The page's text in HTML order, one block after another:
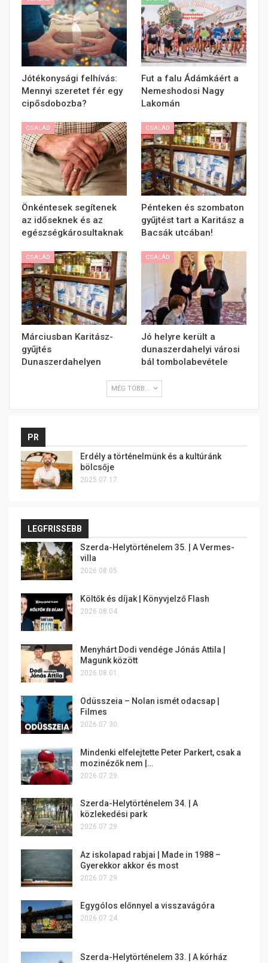
Jótékonysági felhívás:
Mennyi szeretet fér egy
cipősdobozba?
Fut a falu Ádámkáért a
Nemeshodosi Nagy
Lakomán
CSALÁD
Önkéntesek segítenek
az időseknek és az
egészségkárosultaknak
CSALÁD
Pénteken és szombaton
gyűjtést tart a Karitász a
Bacsák utcában!
CSALÁD
Márciusban Karitász-
gyűjtés
Dunaszerdahelyen
CSALÁD
Jó helyre került a
dunaszerdahelyi városi
bál tombolabevétele
MÉG TÖBB...
PR
Erdély a történelmünk és a kultúránk
bölcsője
2025.07.17.
LEGFRISSEBB
Szerda-Helytörténelem 35. | A Vermes-
villa
2026.08.05.
Költők és díjak | Könyvjelző Flash
2026.08.04.
Menyhárt Dodi vendége Jónás Attila |
Magunk között
2026.08.01.
Odüsszeia – Nolan ismét odacsap |
Filmes
2026.07.30.
Mindenki elfelejtette Peter Parkert, csak a
mozinézők nem |…
2026.07.29.
Szerda-Helytörténelem 34. | A
közlekedési park
2026.07.29.
Az iskolapad rabjai | Made in 1988 –
Gyerekkor akkor és most
2026.07.29.
Egygólos előnnyel a visszavágóra
2026.07.24.
Szerda-Helytörténelem 33. | A kórház